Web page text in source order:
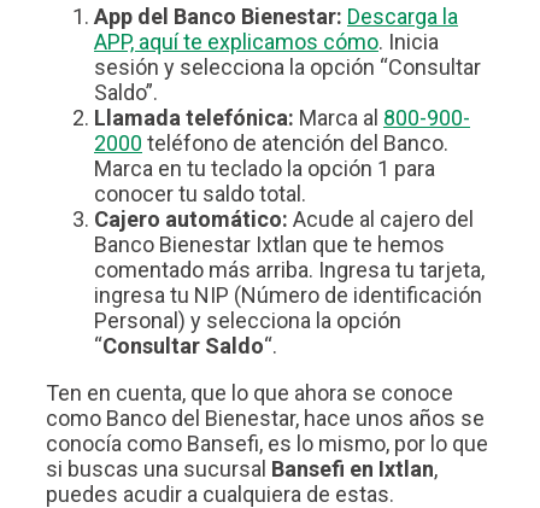
App del Banco Bienestar: Descarga la
APP, aquí te explicamos cómo. Inicia
sesión y selecciona la opción “Consultar
Saldo”.
Llamada telefónica: Marca al 800-900-
2000 teléfono de atención del Banco.
Marca en tu teclado la opción 1 para
conocer tu saldo total.
Cajero automático: Acude al cajero del
Banco Bienestar Ixtlan que te hemos
comentado más arriba. Ingresa tu tarjeta,
ingresa tu NIP (Número de identificación
Personal) y selecciona la opción
“Consultar Saldo“.
Ten en cuenta, que lo que ahora se conoce
como Banco del Bienestar, hace unos años se
conocía como Bansefi, es lo mismo, por lo que
si buscas una sucursal Bansefi en Ixtlan,
puedes acudir a cualquiera de estas.